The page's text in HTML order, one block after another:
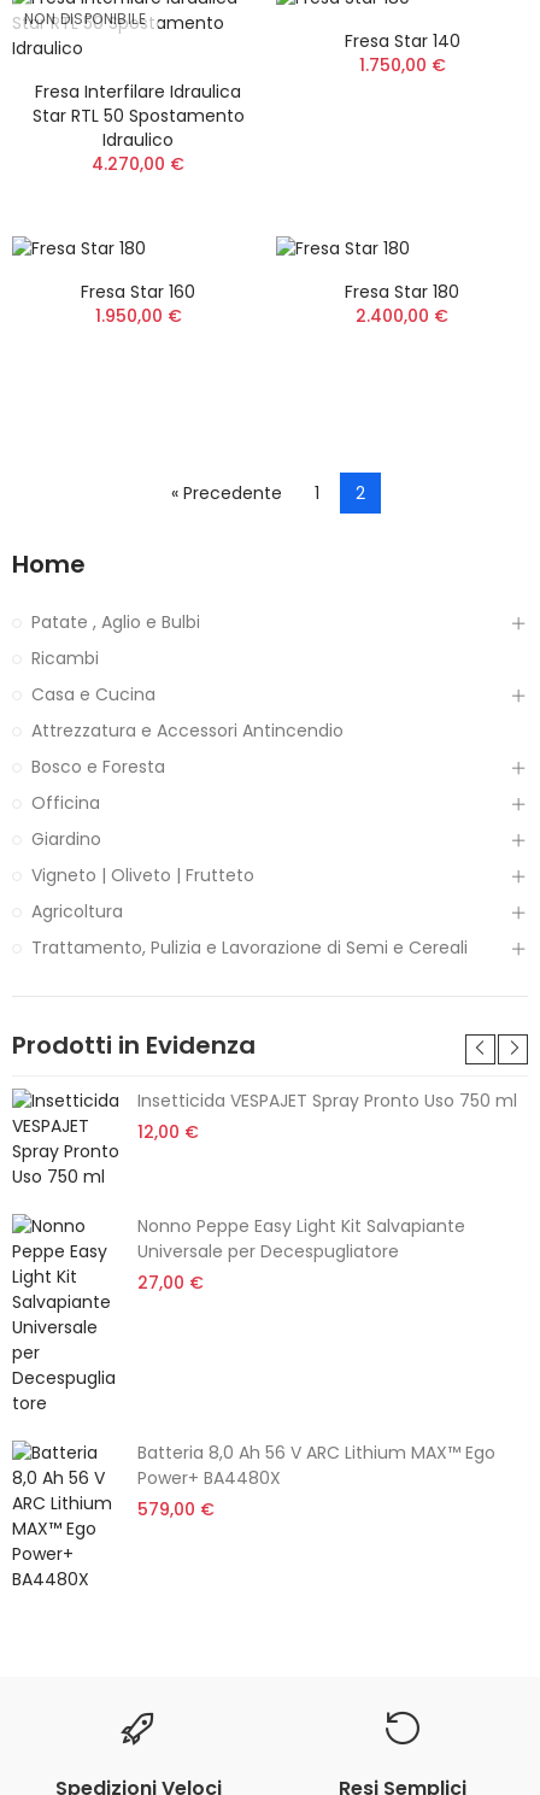
NON DISPONIBILE
Fresa Interfilare Idraulica
Star RTL 50 Spostamento
Idraulico
4.270,00 €
Fresa Star 140
1.750,00 €
Fresa Star 160
1.950,00 €
Fresa Star 180
2.400,00 €
« Precedente 1 2
Home
Patate , Aglio e Bulbi
Ricambi
Casa e Cucina
Attrezzatura e Accessori Antincendio
Bosco e Foresta
Officina
Giardino
Vigneto | Oliveto | Frutteto
Agricoltura
Trattamento, Pulizia e Lavorazione di Semi e Cereali
Prodotti in Evidenza
Insetticida VESPAJET Spray Pronto Uso 750 ml
12,00 €
Nonno Peppe Easy Light Kit Salvapiante
Universale per Decespugliatore
27,00 €
Batteria 8,0 Ah 56 V ARC Lithium MAX™ Ego
Power+ BA4480X
579,00 €
Spedizioni Veloci Resi Semplici